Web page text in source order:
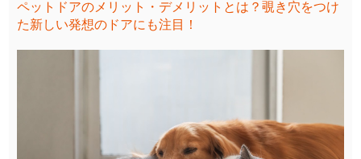
ペットドアのメリット・デメリットとは？覗き穴をつけ
た新しい発想のドアにも注目！